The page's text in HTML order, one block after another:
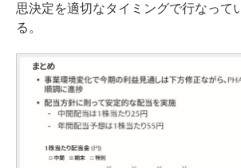
思決定を適切なタイミングで行なって
る。